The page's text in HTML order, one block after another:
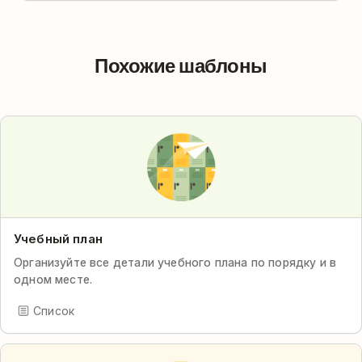
Похожие шаблоны
Учебный план
Организуйте все детали учебного плана по порядку и в
одном месте.
Список